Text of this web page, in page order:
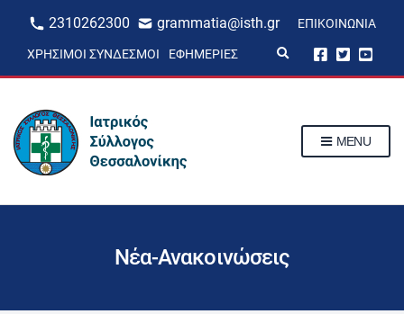
2310262300 grammatia@isth.gr ΕΠΙΚΟΙΝΩΝΊΑ
ΧΡΉΣΙΜΟΙ ΣΎΝΔΕΣΜΟΙ ΕΦΗΜΕΡΊΕΣ
p
m
MENU
Νέα-Ανακοινώσεις